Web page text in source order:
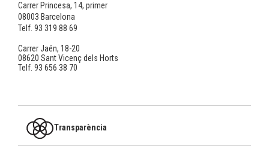
Carrer Princesa, 14, primer
08003 Barcelona
Telf. 93 319 88 69
Carrer Jaén, 18-20
08620 Sant Vicenç dels Horts
Telf. 93 656 38 70
Transparència